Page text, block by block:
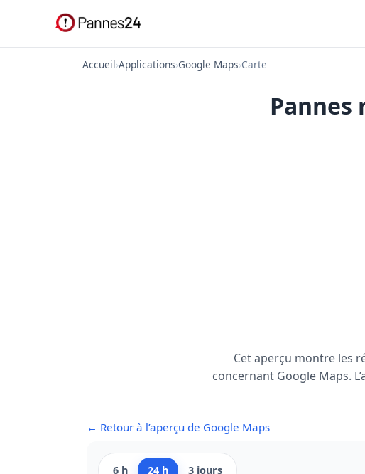
Accueil›Applications›Google Maps›Carte
Pannes
Cet aperçu montre les
concernant Google Maps.
← Retour à l’aperçu de Google Maps
6 h 24 h 3 jours